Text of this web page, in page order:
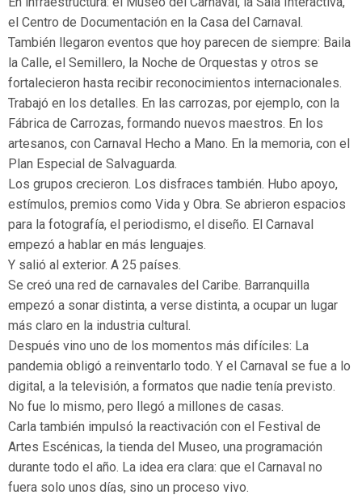
el Centro de Documentación en la Casa del Carnaval.
También llegaron eventos que hoy parecen de siempre: Baila
la Calle, el Semillero, la Noche de Orquestas y otros se
fortalecieron hasta recibir reconocimientos internacionales.
Trabajó en los detalles. En las carrozas, por ejemplo, con la
Fábrica de Carrozas, formando nuevos maestros. En los
artesanos, con Carnaval Hecho a Mano. En la memoria, con el
Plan Especial de Salvaguarda.
Los grupos crecieron. Los disfraces también. Hubo apoyo,
estímulos, premios como Vida y Obra. Se abrieron espacios
para la fotografía, el periodismo, el diseño. El Carnaval
empezó a hablar en más lenguajes.
Y salió al exterior. A 25 países.
Se creó una red de carnavales del Caribe. Barranquilla
empezó a sonar distinta, a verse distinta, a ocupar un lugar
más claro en la industria cultural.
Después vino uno de los momentos más difíciles: La
pandemia obligó a reinventarlo todo. Y el Carnaval se fue a lo
digital, a la televisión, a formatos que nadie tenía previsto.
No fue lo mismo, pero llegó a millones de casas.
Carla también impulsó la reactivación con el Festival de
Artes Escénicas, la tienda del Museo, una programación
durante todo el año. La idea era clara: que el Carnaval no
fuera solo unos días, sino un proceso vivo.